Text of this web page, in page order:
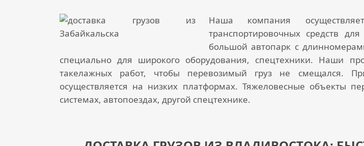
Наша компания
транспортировочных средств для
большой автопарк с
специально для широкого оборудования, спецтехники. Наши
такелажных работ, чтобы перевозимый груз не смещался.
осуществляется на низких платформах. Тяжеловесные объекты
системах, автопоездах, другой спецтехнике.